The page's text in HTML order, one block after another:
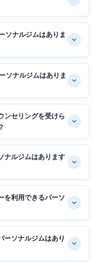
ソナルジムはありま
ソナルジムはありま
ンセリングを受けら
ナルジムはあります
を利用できるパーソ
ーソナルジムはあり